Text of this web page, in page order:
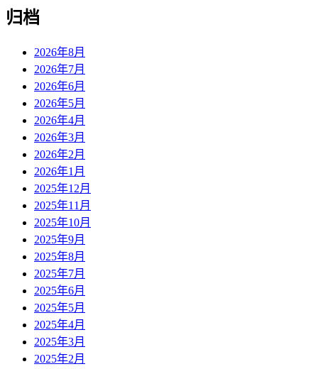
归档
2026年8月
2026年7月
2026年6月
2026年5月
2026年4月
2026年3月
2026年2月
2026年1月
2025年12月
2025年11月
2025年10月
2025年9月
2025年8月
2025年7月
2025年6月
2025年5月
2025年4月
2025年3月
2025年2月